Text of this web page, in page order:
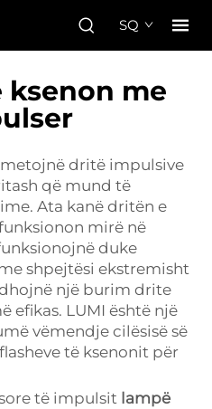
SQ
ksenon me
dritë impulsive
që mund të
Ata kanë dritën e
mirë në
duke
shpejtësi ekstremisht
një burim drite
efikas. LUMI është një
vëmendje cilësisë së
të ksenonit për
të impulsit lampë